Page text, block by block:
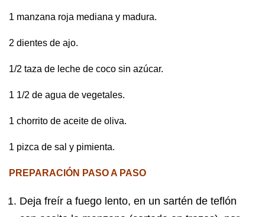
1 manzana roja mediana y madura.
2 dientes de ajo.
1/2 taza de leche de coco sin azúcar.
1 1/2 de agua de vegetales.
1 chorrito de aceite de oliva.
1 pizca de sal y pimienta.
PREPARACIÓN PASO A PASO
Deja freír a fuego lento, en un sartén de teflón